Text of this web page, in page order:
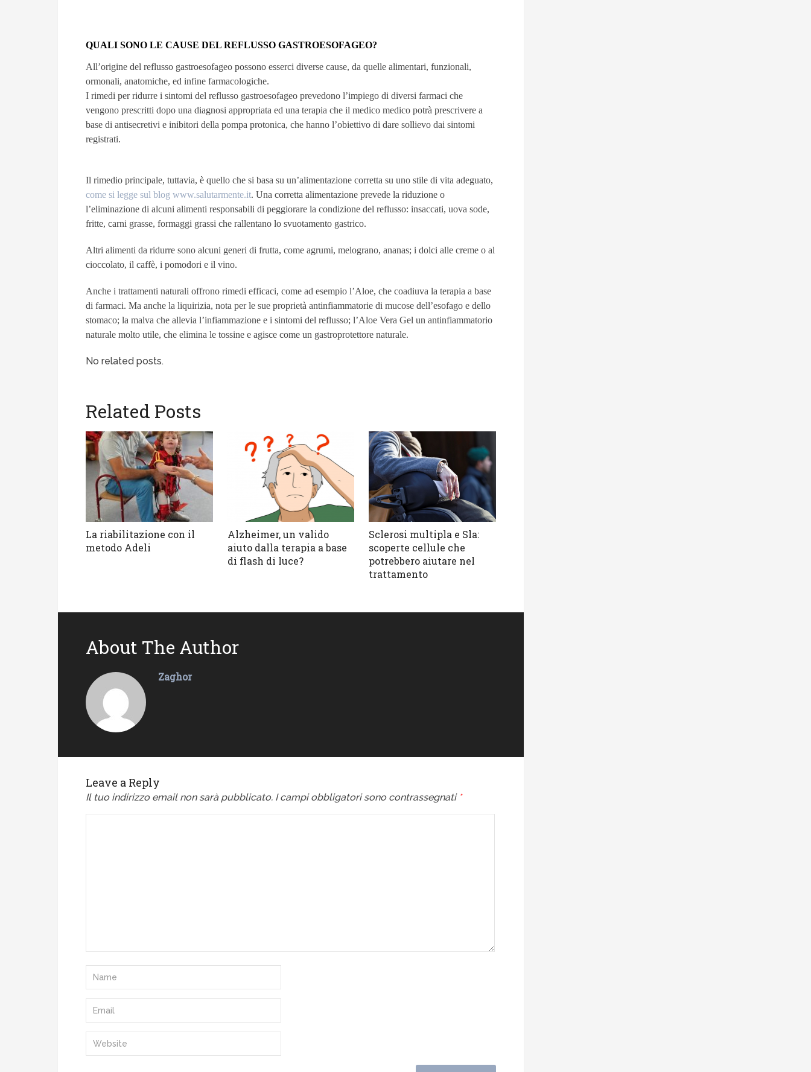
QUALI SONO LE CAUSE DEL REFLUSSO GASTROESOFAGEO?
All’origine del reflusso gastroesofageo possono esserci diverse cause, da quelle alimentari, funzionali,
ormonali, anatomiche, ed infine farmacologiche.
I rimedi per ridurre i sintomi del reflusso gastroesofageo prevedono l’impiego di diversi farmaci che
vengono prescritti dopo una diagnosi appropriata ed una terapia che il medico medico potrà prescrivere a
base di antisecretivi e inibitori della pompa protonica, che hanno l’obiettivo di dare sollievo dai sintomi
registrati.
Il rimedio principale, tuttavia, è quello che si basa su un’alimentazione corretta su uno stile di vita adeguato,
come si legge sul blog www.salutarmente.it. Una corretta alimentazione prevede la riduzione o
l’eliminazione di alcuni alimenti responsabili di peggiorare la condizione del reflusso: insaccati, uova sode,
fritte, carni grasse, formaggi grassi che rallentano lo svuotamento gastrico.
Altri alimenti da ridurre sono alcuni generi di frutta, come agrumi, melograno, ananas; i dolci alle creme o al
cioccolato, il caffè, i pomodori e il vino.
Anche i trattamenti naturali offrono rimedi efficaci, come ad esempio l’Aloe, che coadiuva la terapia a base
di farmaci. Ma anche la liquirizia, nota per le sue proprietà antinfiammatorie di mucose dell’esofago e dello
stomaco; la malva che allevia l’infiammazione e i sintomi del reflusso; l’Aloe Vera Gel un antinfiammatorio
naturale molto utile, che elimina le tossine e agisce come un gastroprotettore naturale.
No related posts.
Related Posts
La riabilitazione con il
metodo Adeli
Alzheimer, un valido
aiuto dalla terapia a base
di flash di luce?
Sclerosi multipla e Sla:
scoperte cellule che
potrebbero aiutare nel
trattamento
About The Author
Zaghor
Leave a Reply
Il tuo indirizzo email non sarà pubblicato. I campi obbligatori sono contrassegnati *